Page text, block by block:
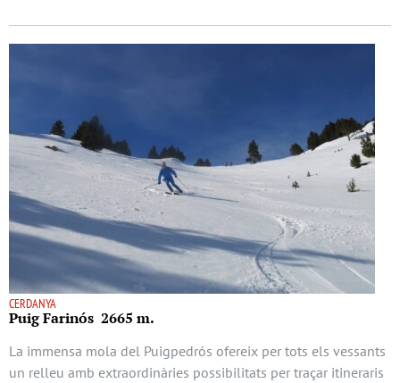
CERDANYA
Puig Farinós 2665 m.
La immensa mola del Puigpedrós ofereix per tots els vessants
un relleu amb extraordinàries possibilitats per traçar itineraris